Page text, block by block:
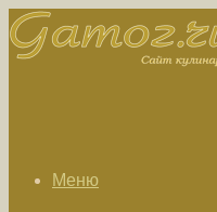
Меню